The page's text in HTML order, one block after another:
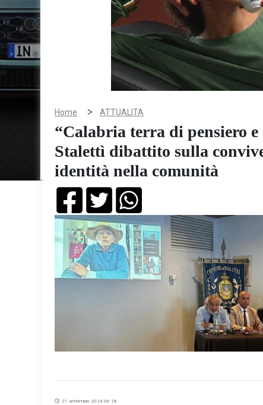
Home > ATTUALITA
“Calabria terra di pensiero e
Stalettì dibattito sulla
identità nella comunità
21 settembre 2024 06:18